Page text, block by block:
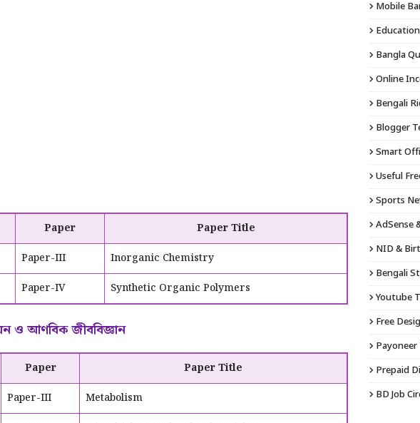
Paper
Paper Title
Paper-III
Inorganic Chemistry
Paper-IV Synthetic Organic Polymers
ও আণবিক জীববিজ্ঞান
Paper
Paper Title
Paper-III
Metabolism
Mobile
Bangla
Online
Bengali
Blogger
Smart
Useful
Sports
AdSense
NID &
Bengali
Youtube
Free
Prepaid
BD Job